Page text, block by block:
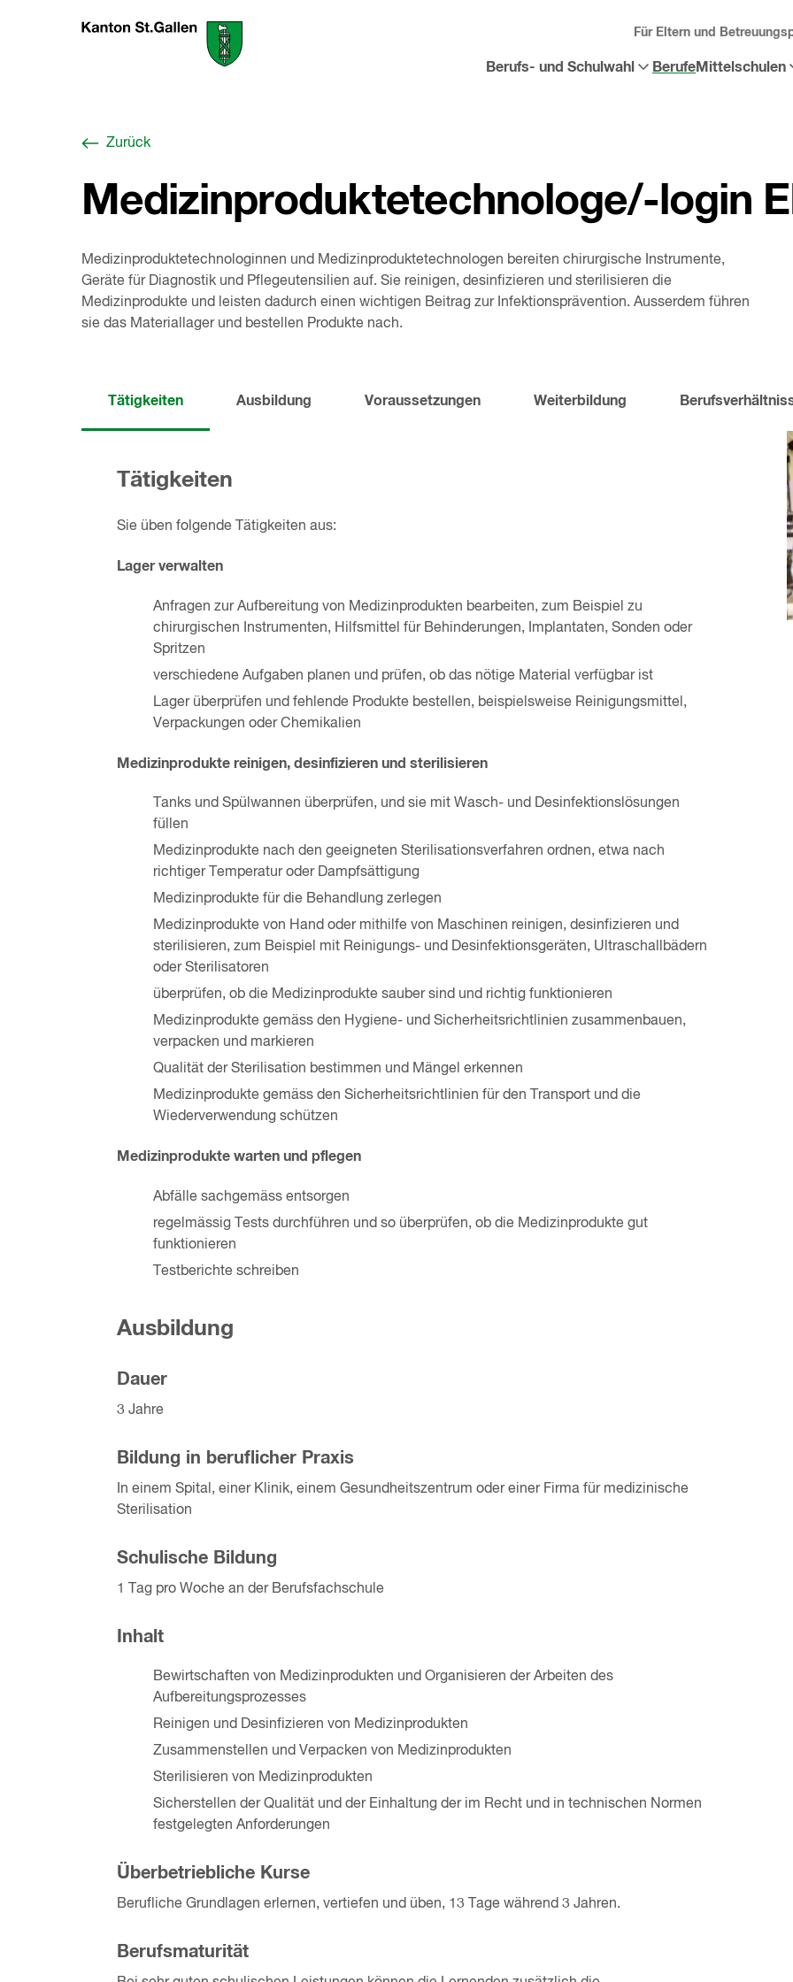
Berufswahl-
Sub-
Berufs- und Schulwahl Berufe
Sub-
Mittelschulen
Für Eltern und
Zurück
Medizinproduktetechnologe/-login
Medizinproduktetechnologinnen und Medizinproduktetechnologen bereiten chirurgische Instrumente,
Geräte für Diagnostik und Pflegeutensilien auf. Sie reinigen, desinfizieren und sterilisieren die
Medizinprodukte und leisten dadurch einen wichtigen Beitrag zur Infektionsprävention. Ausserdem führen
sie das Materiallager und bestellen Produkte nach.
Tätigkeiten Ausbildung Voraussetzungen Weiterbildung
Tätigkeiten
Sie üben folgende Tätigkeiten aus:
Lager verwalten
Anfragen zur Aufbereitung von Medizinprodukten bearbeiten, zum Beispiel zu
chirurgischen Instrumenten, Hilfsmittel für Behinderungen, Implantaten, Sonden oder
Spritzen
verschiedene Aufgaben planen und prüfen, ob das nötige Material verfügbar ist
Lager überprüfen und fehlende Produkte bestellen, beispielsweise Reinigungsmittel,
Verpackungen oder Chemikalien
Medizinprodukte reinigen, desinfizieren und sterilisieren
Tanks und Spülwannen überprüfen, und sie mit Wasch- und Desinfektionslösungen
füllen
Medizinprodukte nach den geeigneten Sterilisationsverfahren ordnen, etwa nach
richtiger Temperatur oder Dampfsättigung
Medizinprodukte für die Behandlung zerlegen
Medizinprodukte von Hand oder mithilfe von Maschinen reinigen, desinfizieren und
sterilisieren, zum Beispiel mit Reinigungs- und Desinfektionsgeräten, Ultraschallbädern
oder Sterilisatoren
überprüfen, ob die Medizinprodukte sauber sind und richtig funktionieren
Medizinprodukte gemäss den Hygiene- und Sicherheitsrichtlinien zusammenbauen,
verpacken und markieren
Qualität der Sterilisation bestimmen und Mängel erkennen
Medizinprodukte gemäss den Sicherheitsrichtlinien für den Transport und die
Wiederverwendung schützen
Medizinprodukte warten und pflegen
Abfälle sachgemäss entsorgen
regelmässig Tests durchführen und so überprüfen, ob die Medizinprodukte gut
funktionieren
Testberichte schreiben
Ausbildung
Dauer
3 Jahre
Bildung in beruflicher Praxis
In einem Spital, einer Klinik, einem Gesundheitszentrum oder einer Firma für medizinische
Sterilisation
Schulische Bildung
1 Tag pro Woche an der Berufsfachschule
Inhalt
Bewirtschaften von Medizinprodukten und Organisieren der Arbeiten des
Aufbereitungsprozes­ses
Reinigen und Desinfizieren von Medizinprodukten
Zusammenstellen und Verpacken von Medizinprodukten
Sterilisieren von Medizinproduk­ten
Sicherstellen der Qualität und der Einhaltung der im Recht und in technischen Normen
festgelegten Anforderungen
Überbetriebliche Kurse
Berufliche Grundlagen erlernen, vertiefen und üben, 13 Tage während 3 Jahren.
Berufsmaturität